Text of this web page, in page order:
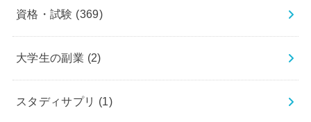
資格・試験 (369)
大学生の副業 (2)
スタディサプリ (1)